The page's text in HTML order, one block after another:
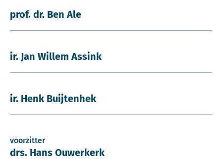
prof. dr. Ben Ale
ir. Jan Willem Assink
ir. Henk Buijtenhek
voorzitter
drs. Hans Ouwerkerk